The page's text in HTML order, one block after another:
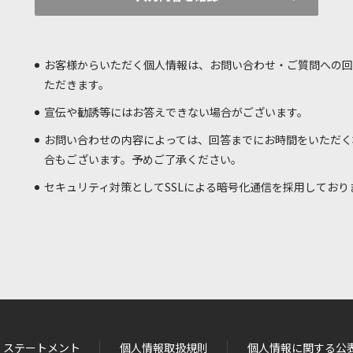
お客様からいただく個人情報は、お問い合わせ・ご質問への
ただきます。
宣伝や勧誘等にはお答えできない場合がございます。
お問い合わせの内容によっては、回答までにお時間をいただ
合もございます。予めご了承ください。
セキュリティ対策としてSSLによる暗号化通信を採用しており
テートメント 個人情報取扱規則 個人情報に関する公